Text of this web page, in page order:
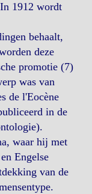
1912 wordt
behaalt,
deze
promotie (7)
was van
de l'Eocène
in de
waar hij met
Engelse
van de